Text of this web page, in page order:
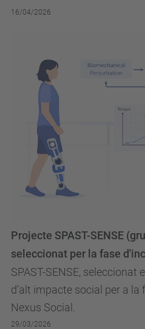
16/04/2026
SPAST-SENSE, seleccionat
d’alt impacte social per a la
Nexus Social.
Projecte SPAST-SENSE
seleccionat per la fase
29/03/2026